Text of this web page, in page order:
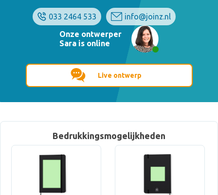
033 2464 533
info@joinz.nl
Onze ontwerper
Sara is online
Live ontwerp
Bedrukkingsmogelijkheden